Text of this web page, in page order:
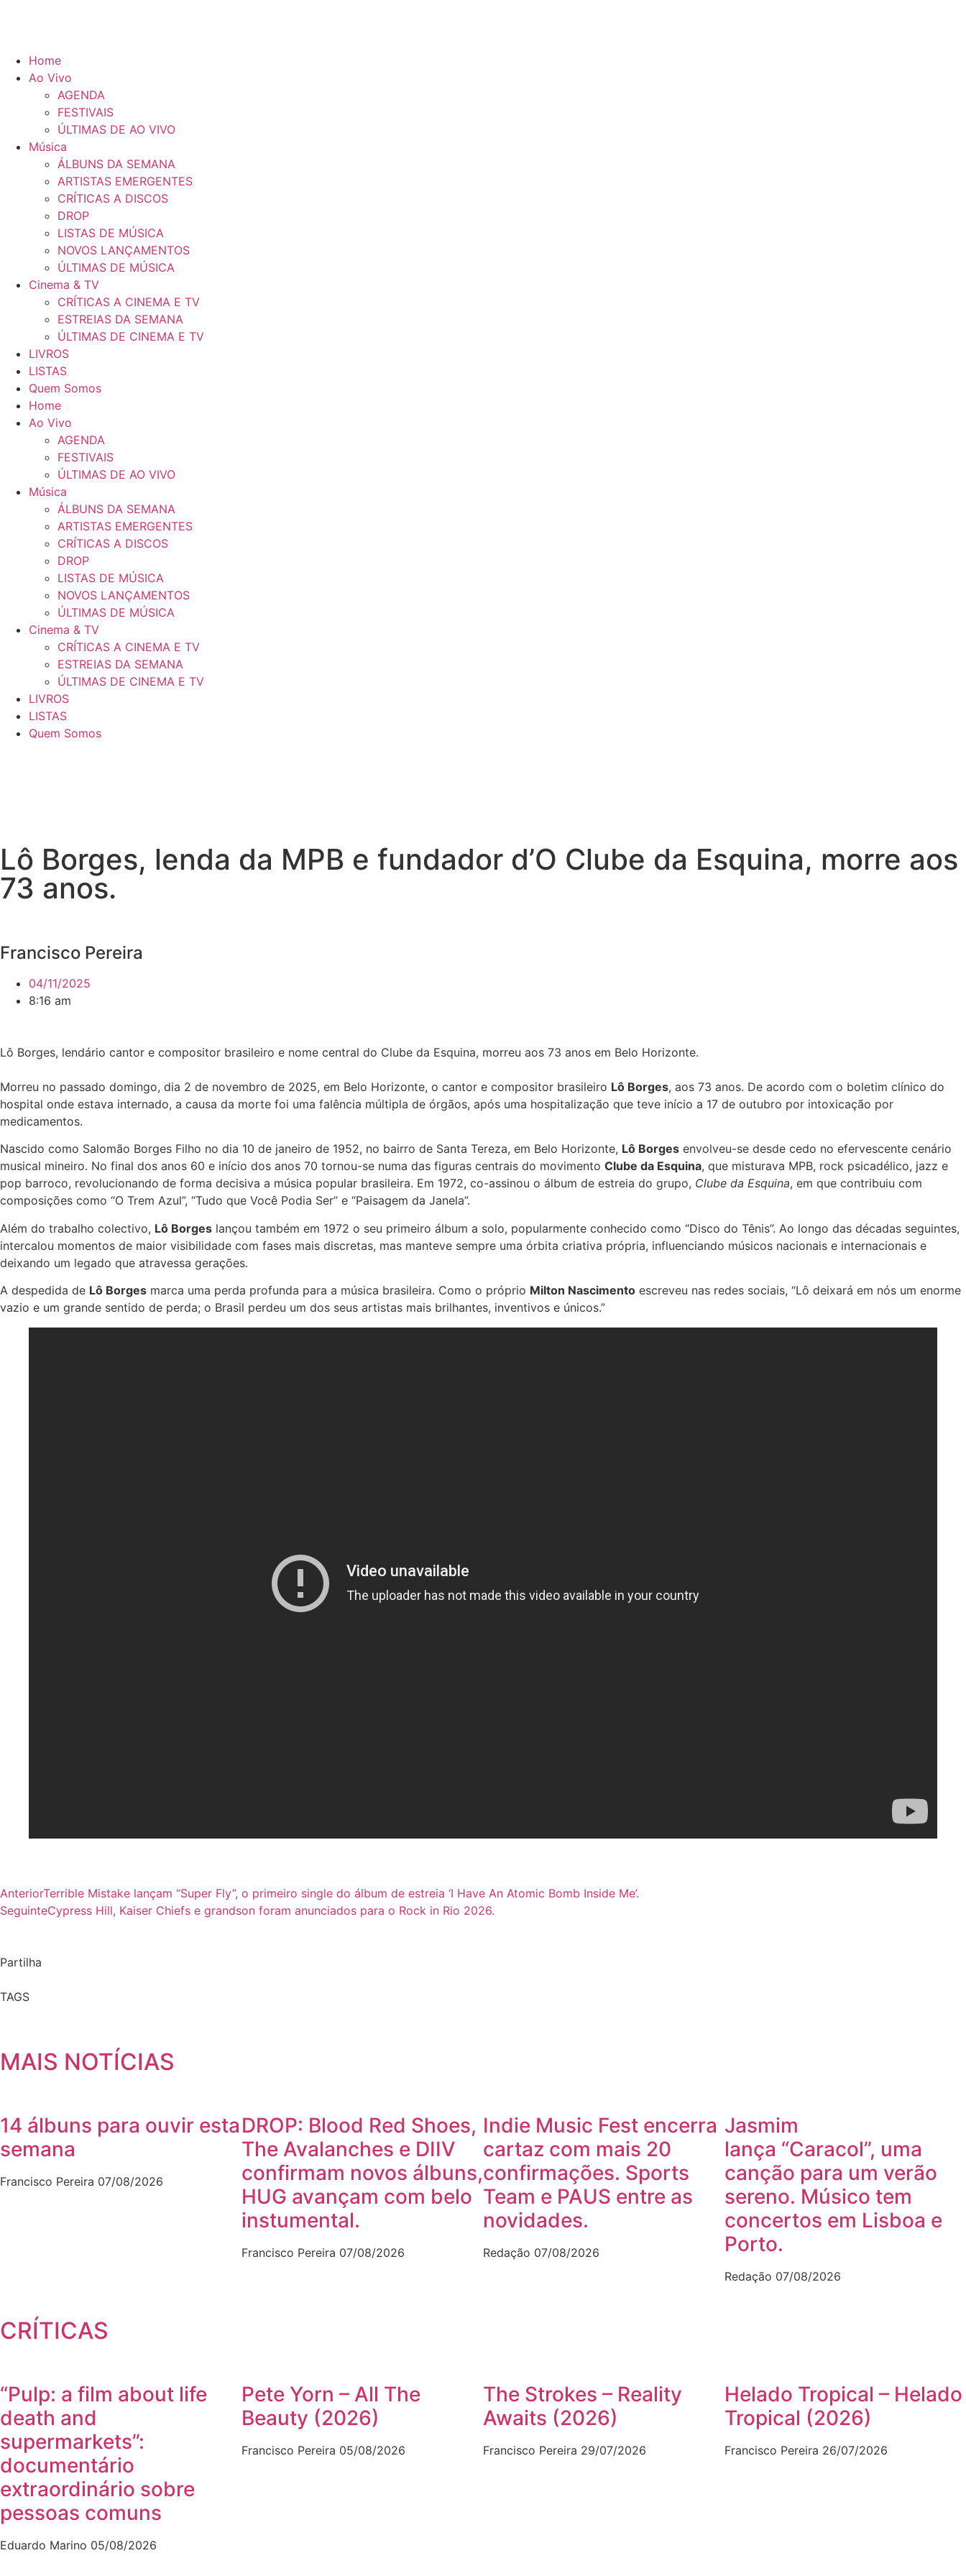
Home
Ao Vivo
AGENDA
FESTIVAIS
ÚLTIMAS DE AO VIVO
Música
ÁLBUNS DA SEMANA
ARTISTAS EMERGENTES
CRÍTICAS A DISCOS
DROP
LISTAS DE MÚSICA
NOVOS LANÇAMENTOS
ÚLTIMAS DE MÚSICA
Cinema & TV
CRÍTICAS A CINEMA E TV
ESTREIAS DA SEMANA
ÚLTIMAS DE CINEMA E TV
LIVROS
LISTAS
Quem Somos
Home
Ao Vivo
AGENDA
FESTIVAIS
ÚLTIMAS DE AO VIVO
Música
ÁLBUNS DA SEMANA
ARTISTAS EMERGENTES
CRÍTICAS A DISCOS
DROP
LISTAS DE MÚSICA
NOVOS LANÇAMENTOS
ÚLTIMAS DE MÚSICA
Cinema & TV
CRÍTICAS A CINEMA E TV
ESTREIAS DA SEMANA
ÚLTIMAS DE CINEMA E TV
LIVROS
LISTAS
Quem Somos
Lô Borges, lenda da MPB e fundador d’O Clube da Esquina, morre aos
73 anos.
Francisco Pereira
04/11/2025
8:16 am
Lô Borges, lendário cantor e compositor brasileiro e nome central do Clube da Esquina, morreu aos 73 anos em Belo Horizonte.
Morreu no passado domingo, dia 2 de novembro de 2025, em Belo Horizonte, o cantor e compositor brasileiro Lô Borges, aos 73 anos. De acordo com o boletim clínico do
hospital onde estava internado, a causa da morte foi uma falência múltipla de órgãos, após uma hospitalização que teve início a 17 de outubro por intoxicação por
medicamentos.
Nascido como Salomão Borges Filho no dia 10 de janeiro de 1952, no bairro de Santa Tereza, em Belo Horizonte, Lô Borges envolveu-se desde cedo no efervescente cenário
musical mineiro. No final dos anos 60 e início dos anos 70 tornou-se numa das figuras centrais do movimento Clube da Esquina, que misturava MPB, rock psicadélico, jazz e
pop barroco, revolucionando de forma decisiva a música popular brasileira. Em 1972, co-assinou o álbum de estreia do grupo, Clube da Esquina, em que contribuiu com
composições como “O Trem Azul”, “Tudo que Você Podia Ser” e “Paisagem da Janela”.
Além do trabalho colectivo, Lô Borges lançou também em 1972 o seu primeiro álbum a solo, popularmente conhecido como “Disco do Tênis”. Ao longo das décadas seguintes,
intercalou momentos de maior visibilidade com fases mais discretas, mas manteve sempre uma órbita criativa própria, influenciando músicos nacionais e internacionais e
deixando um legado que atravessa gerações.
A despedida de Lô Borges marca uma perda profunda para a música brasileira. Como o próprio Milton Nascimento escreveu nas redes sociais, “Lô deixará em nós um enorme
vazio e um grande sentido de perda; o Brasil perdeu um dos seus artistas mais brilhantes, inventivos e únicos.”
AnteriorTerrible Mistake lançam “Super Fly”, o primeiro single do álbum de estreia ‘I Have An Atomic Bomb Inside Me’.
SeguinteCypress Hill, Kaiser Chiefs e grandson foram anunciados para o Rock in Rio 2026.
Partilha
TAGS
MAIS NOTÍCIAS
14 álbuns para ouvir esta
semana
Francisco Pereira 07/08/2026
DROP: Blood Red Shoes,
The Avalanches e DIIV
confirmam novos álbuns,
HUG avançam com belo
instumental.
Francisco Pereira 07/08/2026
Indie Music Fest encerra
cartaz com mais 20
confirmações. Sports
Team e PAUS entre as
novidades.
Redação 07/08/2026
Jasmim
lança “Caracol”, uma
canção para um verão
sereno. Músico tem
concertos em Lisboa e
Porto.
Redação 07/08/2026
CRÍTICAS
“Pulp: a film about life
death and
supermarkets”:
documentário
extraordinário sobre
pessoas comuns
Eduardo Marino 05/08/2026
Pete Yorn – All The
Beauty (2026)
Francisco Pereira 05/08/2026
The Strokes – Reality
Awaits (2026)
Francisco Pereira 29/07/2026
Helado Tropical – Helado
Tropical (2026)
Francisco Pereira 26/07/2026